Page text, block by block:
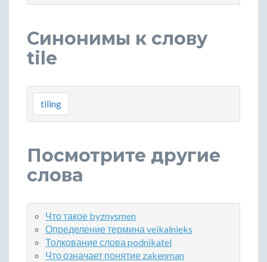
Синонимы к слову
tile
tiling
Посмотрите другие
слова
Что такое byznysmen
Определение термина veikalnieks
Толкование слова podnikatel
Что означает понятие zakenman